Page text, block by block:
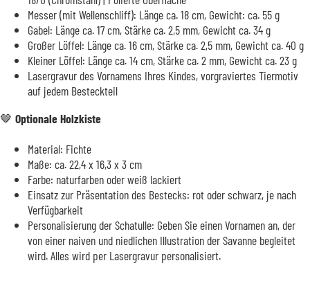
Messer (mit Wellenschliff): Länge ca. 18 cm, Gewicht: ca. 55 g
Gabel: Länge ca. 17 cm, Stärke ca. 2,5 mm, Gewicht ca. 34 g
Großer Löffel: Länge ca. 16 cm, Stärke ca. 2,5 mm, Gewicht ca. 40 g
Kleiner Löffel: Länge ca. 14 cm, Stärke ca. 2 mm, Gewicht ca. 23 g
Lasergravur des Vornamens Ihres Kindes, vorgraviertes Tiermotiv
auf jedem Besteckteil
🤎 Optionale Holzkiste
Material: Fichte
Maße: ca. 22,4 x 16,3 x 3 cm
Farbe: naturfarben oder weiß lackiert
Einsatz zur Präsentation des Bestecks: rot oder schwarz, je nach
Verfügbarkeit
Personalisierung der Schatulle: Geben Sie einen Vornamen an, der
von einer naiven und niedlichen Illustration der Savanne begleitet
wird. Alles wird per Lasergravur personalisiert.